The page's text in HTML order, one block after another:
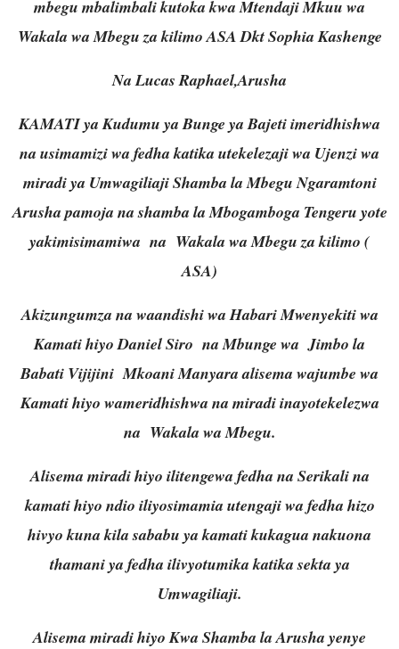
mbegu mbalimbali kutoka kwa Mtendaji Mkuu wa
Wakala wa Mbegu za kilimo ASA Dkt Sophia Kashenge
Na Lucas Raphael,Arusha
KAMATI ya Kudumu ya Bunge ya Bajeti imeridhishwa
na usimamizi wa fedha katika utekelezaji wa Ujenzi wa
miradi ya Umwagiliaji Shamba la Mbegu Ngaramtoni
Arusha pamoja na shamba la Mbogamboga Tengeru yote
yakimisimamiwa na Wakala wa Mbegu za kilimo (
ASA)
Akizungumza na waandishi wa Habari Mwenyekiti wa
Kamati hiyo Daniel Siro na Mbunge wa Jimbo la
Babati Vijijini Mkoani Manyara alisema wajumbe wa
Kamati hiyo wameridhishwa na miradi inayotekelezwa
na Wakala wa Mbegu.
Alisema miradi hiyo ilitengewa fedha na Serikali na
kamati hiyo ndio iliyosimamia utengaji wa fedha hizo
hivyo kuna kila sababu ya kamati kukagua nakuona
thamani ya fedha ilivyotumika katika sekta ya
Umwagiliaji.
Alisema miradi hiyo Kwa Shamba la Arusha yenye